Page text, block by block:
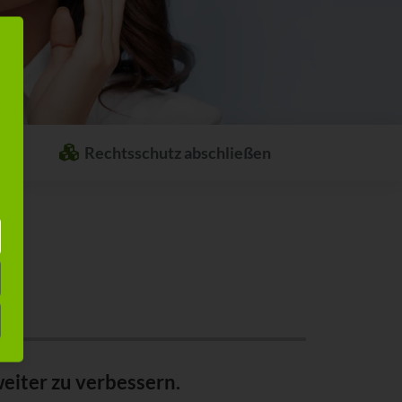
Rechtsschutz abschließen
zu verbessern.